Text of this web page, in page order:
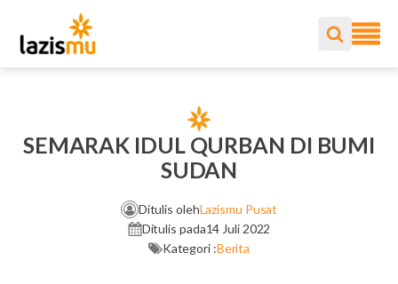
SEMARAK IDUL QURBAN DI BUMI
SUDAN
Ditulis olehLazismu Pusat
Ditulis pada14 Juli 2022
Kategori :Berita